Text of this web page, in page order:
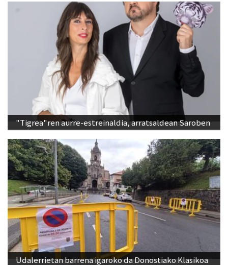
"Tigrea"ren aurre-estreinaldia, arratsaldean Saroben
Udalerrietan barrena igaroko da Donostiako Klasikoa